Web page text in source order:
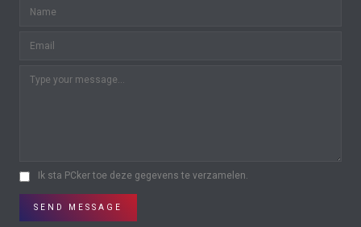
Ik sta PCker toe deze gegevens te verzamelen.
SEND MESSAGE